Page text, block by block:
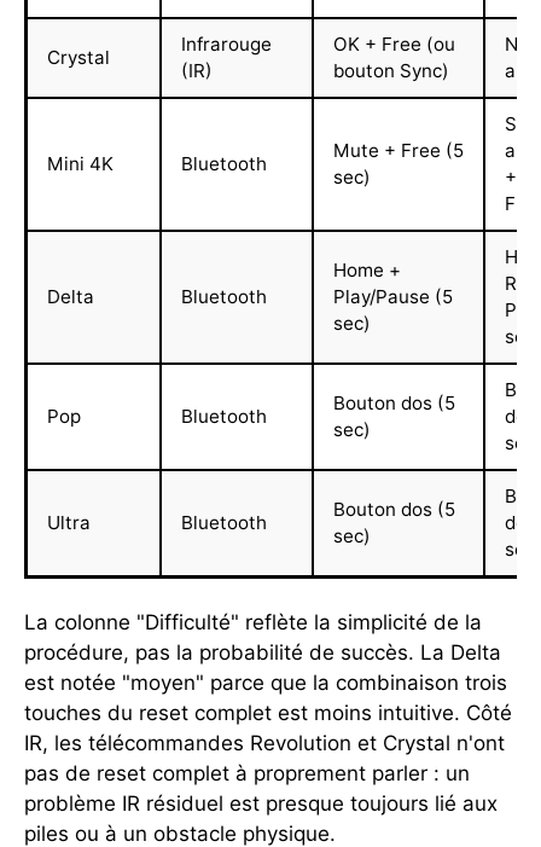
Crystal
Infrarouge
(IR)
OK + Free (ou
bouton Sync)
Non
Mini 4K Bluetooth
Mute + Free (5
sec)
+
Delta Bluetooth
Home +
Play/Pause (5
sec)
sec)
Pop Bluetooth
Bouton dos (5
sec)
dos
sec)
Ultra Bluetooth
Bouton dos (5
sec)
dos
sec)
La colonne "Difficulté" reflète la simplicité de la
procédure, pas la probabilité de succès. La Delta
est notée "moyen" parce que la combinaison trois
touches du reset complet est moins intuitive. Côté
IR, les télécommandes Revolution et Crystal n'ont
pas de reset complet à proprement parler : un
problème IR résiduel est presque toujours lié aux
piles ou à un obstacle physique.